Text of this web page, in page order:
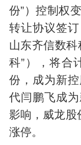
份”）控制权
转让协议签
山东齐信数科
科”），将合
份，成为新
代闫鹏飞成
影响，威龙股
涨停。